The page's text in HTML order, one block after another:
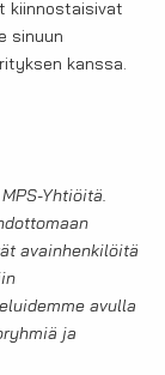
kiinnostaisivat
sinuun
kanssa.
Yhtiöitä.
avainhenkilöitä
avulla
ja